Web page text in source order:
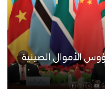
الأموال الصينية